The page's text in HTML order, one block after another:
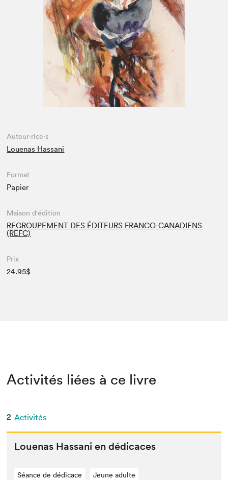
Espace enseignant·e·s
Espace pro
Auteur·rice·s
Louenas Hassani
Format
Papier
Maison d'édition
REGROUPEMENT DES ÉDITEURS FRANCO-CANADIENS
(REFC)
Prix
24.95$
Activités liées à ce livre
2 Activités
Loue­nas Has­sani en dédicaces
Séance de dédicace Jeune adulte